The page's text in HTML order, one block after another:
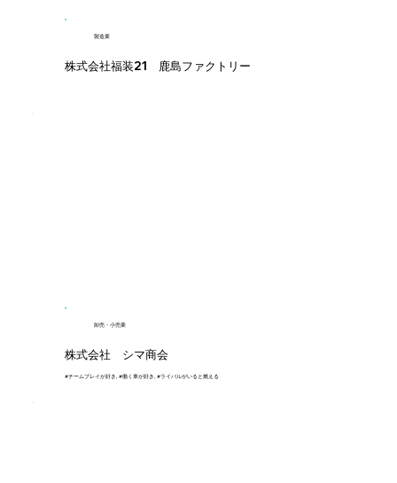
製造業
株式会社福装21 鹿島ファクトリー
卸売・小売業
株式会社 シマ商会
#チームプレイが好き, #働く車が好き, #ライバルがいると燃える